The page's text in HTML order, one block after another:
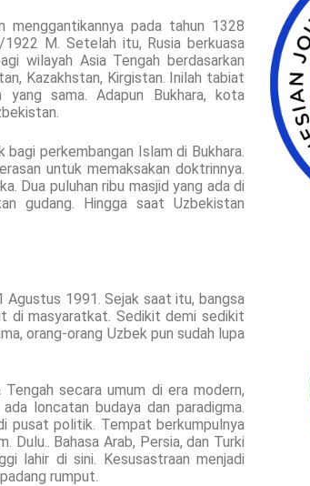
menggantikannya pada tahun 1328
M. Setelah itu, Rusia berkuasa
wilayah Asia Tengah berdasarkan
Kazakhstan, Kirgistan. Inilah tabiat
sama. Adapun Bukhara, kota
perkembangan Islam di Bukhara.
untuk memaksakan doktrinnya.
Dua puluhan ribu masjid yang ada di
gudang. Hingga saat Uzbekistan
Agustus 1991. Sejak saat itu, bangsa
di masyaratkat. Sedikit demi sedikit
orang-orang Uzbek pun sudah lupa
secara umum di era modern,
loncatan budaya dan paradigma.
pusat politik. Tempat berkumpulnya
Dulu.. Bahasa Arab, Persia, dan Turki
lahir di sini. Kesusastraan menjadi
rumput.